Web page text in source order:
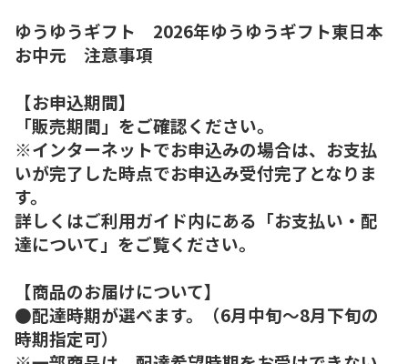
ゆうゆうギフト 2026年ゆうゆうギフト東日本
お中元 注意事項
【お申込期間】
「販売期間」をご確認ください。
※インターネットでお申込みの場合は、お支払
いが完了した時点でお申込み受付完了となりま
す。
詳しくはご利用ガイド内にある「お支払い・配
達について」をご覧ください。
【商品のお届けについて】
●配達時期が選べます。（6月中旬～8月下旬の
時期指定可）